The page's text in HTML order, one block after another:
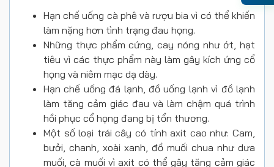
Hạn chế uống cà phê và rượu bia vì có thể khiến
làm nặng hơn tình trạng đau họng.
Những thực phẩm cứng, cay nóng như ớt, hạt
tiêu vì các thực phẩm này làm gây kích ứng cổ
họng và niêm mạc dạ dày.
Hạn chế uống đá lạnh, đồ uống lạnh vì đồ lạnh
làm tăng cảm giác đau và làm chậm quá trình
hồi phục cổ họng đang bị tổn thương.
Một số loại trái cây có tính axit cao như: Cam,
bưởi, chanh, xoài xanh, đồ muối chua như dưa
muối, cà muối vì axit có thể gây tăng cảm giác